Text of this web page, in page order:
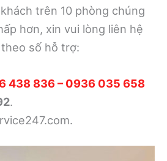
trên 10 phòng chúng
hơn, xin vui lòng liên hệ
số hỗ trợ:
438 836 – 0936 035 658
.
.